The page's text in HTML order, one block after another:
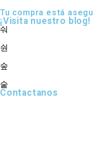
Tu compra está
¡Visita nuestro blog!
Contactanos